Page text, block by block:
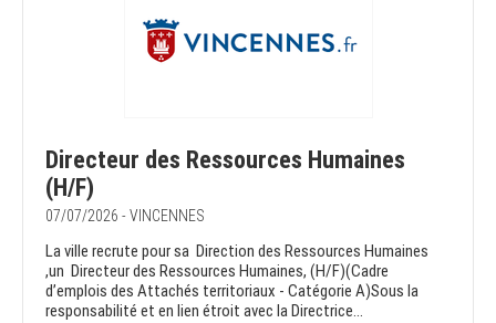
Directeur des Ressources Humaines
(H/F)
07/07/2026 - VINCENNES
La ville recrute pour sa Direction des Ressources Humaines
,un Directeur des Ressources Humaines, (H/F)(Cadre
d’emplois des Attachés territoriaux - Catégorie A)Sous la
responsabilité et en lien étroit avec la Directrice...